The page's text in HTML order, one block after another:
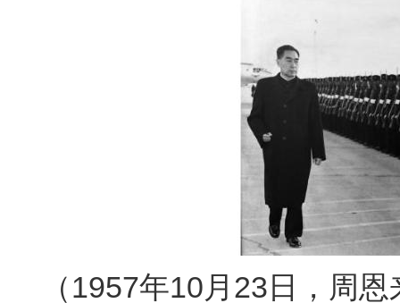
（1957年10月23日，周